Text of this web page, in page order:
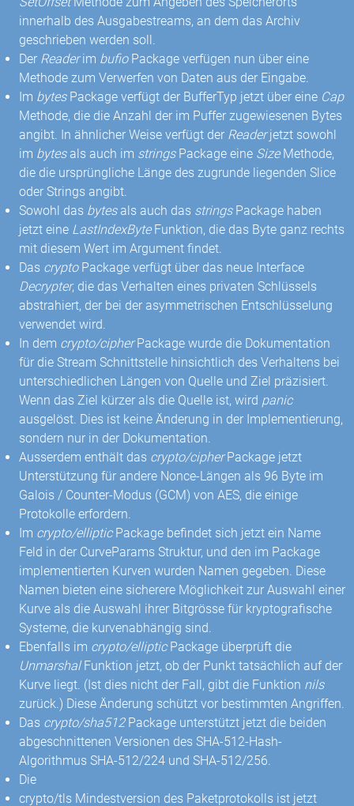
innerhalb des Ausgabestreams, an dem das Archiv
geschrieben werden soll.
Der Readerim bufioPackage verfügen nun über eine
Methode zum Verwerfen von Daten aus der Eingabe.
Im bytesPackage verfügt der BufferTyp jetzt über eine Cap
Methode, die die Anzahl der im Puffer zugewiesenen Bytes
angibt. In ähnlicher Weise verfügt der Readerjetzt sowohl
im bytesals auch im stringsPackage eine SizeMethode,
die die ursprüngliche Länge des zugrunde liegenden Slice
oder Strings angibt.
Sowohl das bytesals auch das stringsPackage haben
jetzt eine LastIndexByteFunktion, die das Byte ganz rechts
mit diesem Wert im Argument findet.
Das cryptoPackage verfügt über das neue Interface
Decrypter, die das Verhalten eines privaten Schlüssels
abstrahiert, der bei der asymmetrischen Entschlüsselung
verwendet wird.
In dem crypto/cipherPackage wurde die Dokumentation
für die Stream Schnittstelle hinsichtlich des Verhaltens bei
unterschiedlichen Längen von Quelle und Ziel präzisiert.
Wenn das Ziel kürzer als die Quelle ist, wird panic
ausgelöst. Dies ist keine Änderung in der Implementierung,
sondern nur in der Dokumentation.
Ausserdem enthält das crypto/cipherPackage jetzt
Unterstützung für andere Nonce-Längen als 96 Byte im
Galois / Counter-Modus (GCM) von AES, die einige
Protokolle erfordern.
Im crypto/ellipticPackage befindet sich jetzt ein Name
Feld in der CurveParams Struktur, und den im Package
implementierten Kurven wurden Namen gegeben. Diese
Namen bieten eine sicherere Möglichkeit zur Auswahl einer
Kurve als die Auswahl ihrer Bitgrösse für kryptografische
Systeme, die kurvenabhängig sind.
Ebenfalls im crypto/ellipticPackage überprüft die
UnmarshalFunktion jetzt, ob der Punkt tatsächlich auf der
Kurve liegt. (Ist dies nicht der Fall, gibt die Funktion nils
zurück.) Diese Änderung schützt vor bestimmten Angriffen.
Das crypto/sha512Package unterstützt jetzt die beiden
abgeschnittenen Versionen des SHA-512-Hash-
Algorithmus SHA-512/224 und SHA-512/256.
Die
crypto/tls Mindestversion des Paketprotokolls ist jetzt